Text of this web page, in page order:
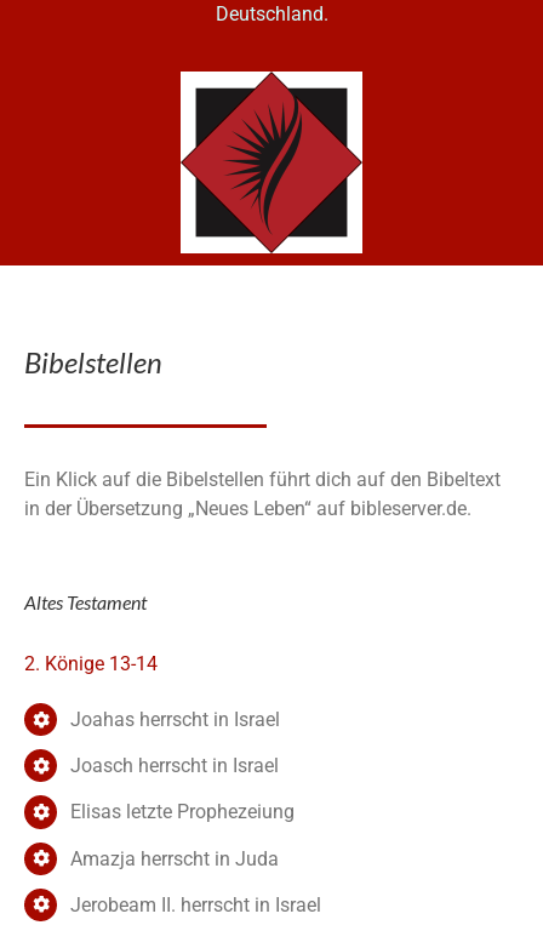
Deutschland.
Bibelstellen
Ein Klick auf die Bibelstellen führt dich auf den Bibeltext
in der Übersetzung „Neues Leben“ auf bibleserver.de.
Altes Testament
2. Könige 13-14
Joahas herrscht in Israel
Joasch herrscht in Israel
Elisas letzte Prophezeiung
Amazja herrscht in Juda
Jerobeam II. herrscht in Israel